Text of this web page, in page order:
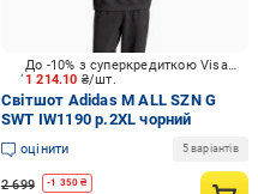
1 214.10 ₴/шт.
До -10% з суперкредиткою Visa Вигода
Світшот Adidas M ALL SZN G
SWT IW1190 р.2XL чорний
оцінити 5 варіантів
2 699 -1 350 ₴